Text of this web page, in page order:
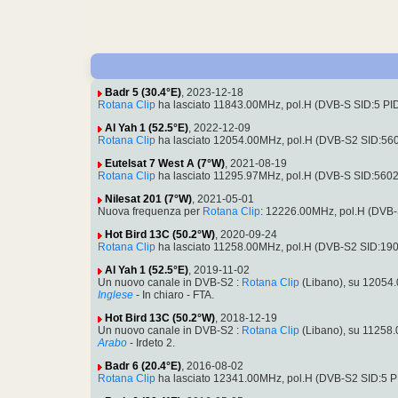
Badr 5 (30.4°E), 2023-12-18
Rotana Clip ha lasciato 11843.00MHz, pol.H (DVB-S SID:5
Al Yah 1 (52.5°E), 2022-12-09
Rotana Clip ha lasciato 12054.00MHz, pol.H (DVB-S2
Eutelsat 7 West A (7°W), 2021-08-19
Rotana Clip ha lasciato 11295.97MHz, pol.H (DVB-S
Nilesat 201 (7°W), 2021-05-01
Nuova frequenza per Rotana Clip: 12226.00MHz, pol.H
Hot Bird 13C (50.2°W), 2020-09-24
Rotana Clip ha lasciato 11258.00MHz, pol.H (DVB-S2
Al Yah 1 (52.5°E), 2019-11-02
Un nuovo canale in DVB-S2 : Rotana Clip (Libano), su
Inglese - In chiaro - FTA.
Hot Bird 13C (50.2°W), 2018-12-19
Un nuovo canale in DVB-S2 : Rotana Clip (Libano), su
Arabo - Irdeto 2.
Badr 6 (20.4°E), 2016-08-02
Rotana Clip ha lasciato 12341.00MHz, pol.H (DVB-S2 SID:5